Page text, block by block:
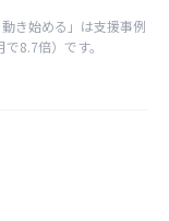
き始める」は支援事例
8.7倍）です。